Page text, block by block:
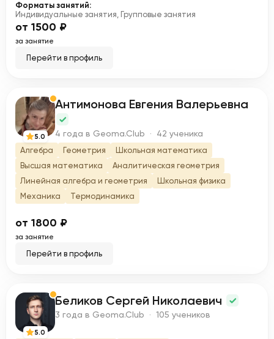
Форматы занятий:
Индивидуальные занятия, Групповые занятия
от 1500 ₽
за занятие
Перейти в профиль
А
5.0
Антимонова Евгения Валерьевна
4 года в Geoma.Club · 42 ученика
Алгебра Геометрия
Школьная математика
Высшая математика
Аналитическая геометрия
Линейная алгебра и геометрия
Школьная физика
Механика
Термодинамика
от 1800 ₽
за занятие
Перейти в профиль
Б
5.0
Беликов Сергей Николаевич
3 года в Geoma.Club · 105 учеников